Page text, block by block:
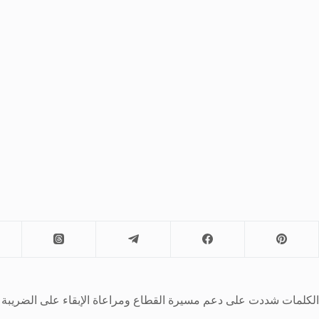
الكلمات شددت على دعم مسيرة القطاع ومراعاة الإبقاء على